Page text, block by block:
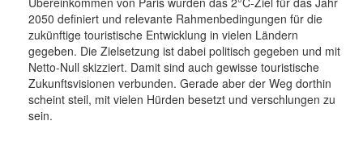
2050 definiert und relevante Rahmenbedingungen für die
zukünftige touristische Entwicklung in vielen Ländern
gegeben. Die Zielsetzung ist dabei politisch gegeben und mit
Netto-Null skizziert. Damit sind auch gewisse touristische
Zukunftsvisionen verbunden. Gerade aber der Weg dorthin
scheint steil, mit vielen Hürden besetzt und verschlungen zu
sein.